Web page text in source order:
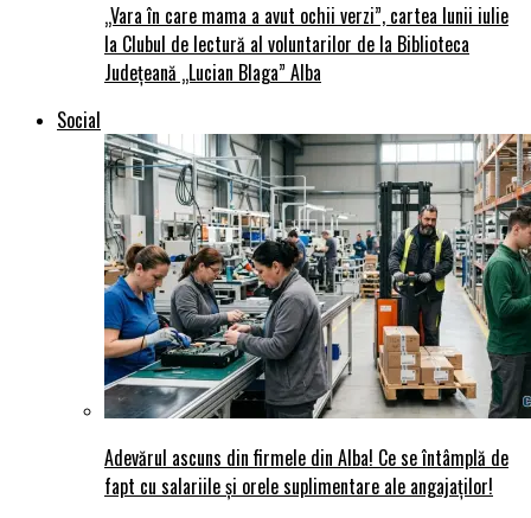
„Vara în care mama a avut ochii verzi”, cartea lunii iulie
la Clubul de lectură al voluntarilor de la Biblioteca
Județeană „Lucian Blaga” Alba
Social
Adevărul ascuns din firmele din Alba! Ce se întâmplă de
fapt cu salariile și orele suplimentare ale angajaților!